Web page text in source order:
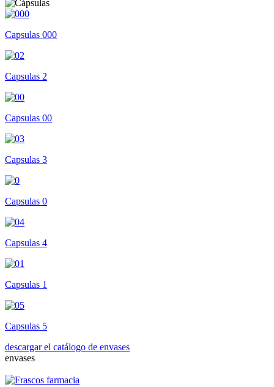
Capsulas 000
Capsulas 2
Capsulas 00
Capsulas 3
Capsulas 0
Capsulas 4
Capsulas 1
Capsulas 5
descargar el catálogo de envases
envases